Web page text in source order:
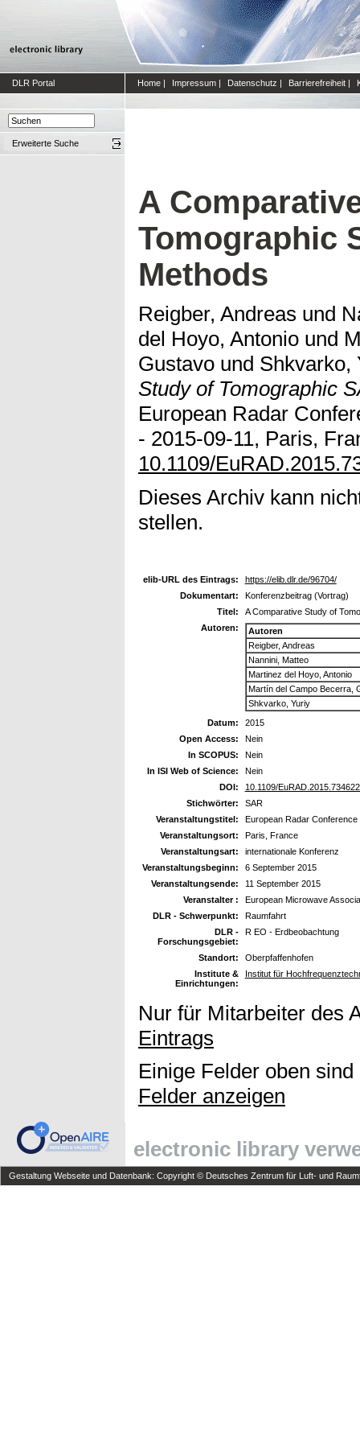
DLR Portal Home | Impressum | Datenschutz | Barrierefreiheit |
Erweiterte Suche
A
Tomographic
Methods
Reigber, Andreas und
del Hoyo, Antonio und
Gustavo und Shkvarko,
Study of Tomographic
European Radar
- 2015-09-11, Paris,
10.1109/
Dieses Archiv kann
stellen.
elib-URL des Eintrags:
https://elib.dlr.de/96704/
Dokumentart:
Konferenzbeitrag (Vortrag)
Titel:
A Comparative Study of
Autoren:
Autoren
Reigber, Andreas
Nannini, Matteo
Martinez del Hoyo, Antonio
Martín del Campo Becerra,
Shkvarko, Yuriy
Datum:
2015
Open Access:
Nein
In SCOPUS:
Nein
In ISI Web of Science:
Nein
DOI:
10.1109/
Stichwörter:
SAR
Veranstaltungstitel:
European Radar Conference
Veranstaltungsort:
Paris, France
Veranstaltungsart:
internationale Konferenz
Veranstaltungsbeginn:
6 September 2015
Veranstaltungsende:
11 September 2015
Veranstalter :
European Microwave
DLR - Schwerpunkt:
Raumfahrt
DLR -
Forschungsgebiet:
R EO - Erdbeobachtung
Standort:
Oberpfaffenhofen
Institute &
Einrichtungen:
Institut für
Nur für Mitarbeiter des
Eintrags
Einige Felder oben
Felder anzeigen
electronic library
Gestaltung Webseite und Datenbank: Copyright © Deutsches Zentrum für Luft- und